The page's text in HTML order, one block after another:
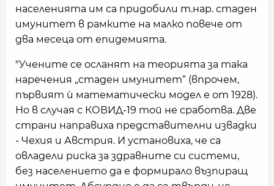
населенията им са придобили т.нар. стаден
имунитет в рамките на малко повече от
два месеца от епидемията.
"Учените се осланят на теорията за така
наречения „стаден имунитет“ (впрочем,
първият ѝ математически модел е от 1928).
Но в случая с КОВИД-19 той не сработва. Две
страни направиха представителни извадки
- Чехия и Австрия. И установиха, че са
овладели риска за здравните си системи,
без населението да е формирало възпиращ